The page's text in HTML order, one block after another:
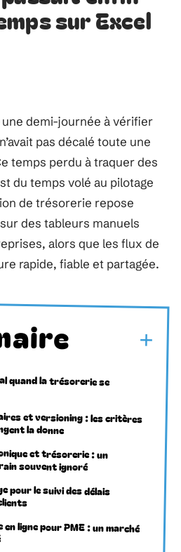
sur Excel
une demi-journée à vérifier
pas décalé toute une
temps perdu à traquer des
du temps volé au pilotage
de trésorerie repose
des tableurs manuels
alors que les flux de
rapide, fiable et partagée.
quand la trésorerie se
et versioning : les critères
la donne
et trésorerie : un
souvent ignoré
pour le suivi des délais
ligne pour PME : un marché